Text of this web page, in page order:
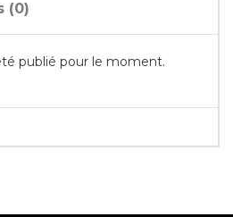
(0)
publié pour le moment.